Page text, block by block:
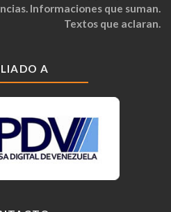
Informaciones que suman.
Textos que aclaran.
A